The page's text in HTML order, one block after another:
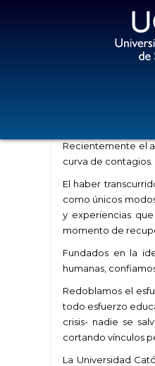
Recientemente el
curva de contagios.
El haber
como únicos
y experiencias
momento de
Fundados en la
humanas,
Redoblamos el
todo esfuerzo
crisis- nadie se
cortando vínculos
La Universidad